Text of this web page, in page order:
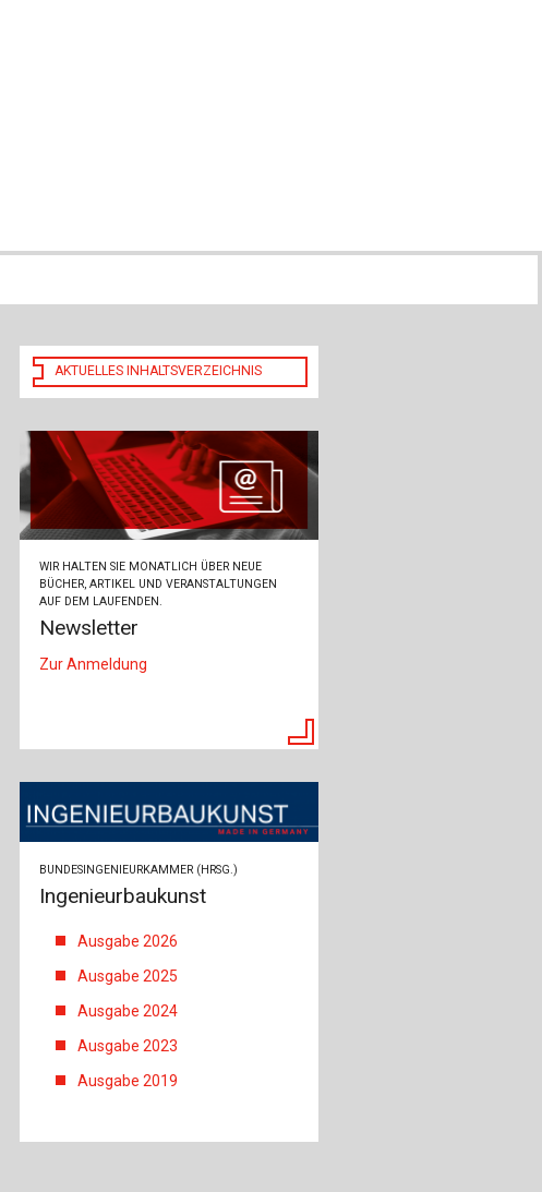
AKTUELLES INHALTSVERZEICHNIS
WIR HALTEN SIE MONATLICH ÜBER NEUE
BÜCHER, ARTIKEL UND VERANSTALTUNGEN
AUF DEM LAUFENDEN.
Newsletter
Zur Anmeldung
BUNDESINGENIEURKAMMER (HRSG.)
Ingenieurbaukunst
Ausgabe 2026
Ausgabe 2025
Ausgabe 2024
Ausgabe 2023
Ausgabe 2019